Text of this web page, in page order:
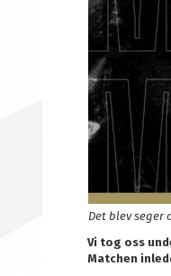
Det blev seger
Vi tog oss
Matchen